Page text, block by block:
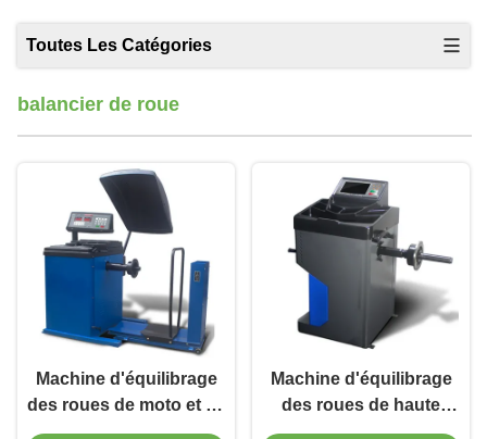
Toutes Les Catégories
balancier de roue
Machine d'équilibrage
des roues de moto et de
voiture 6-18bar avec
Machine d'équilibrage
des roues de haute
précision 110V/220V